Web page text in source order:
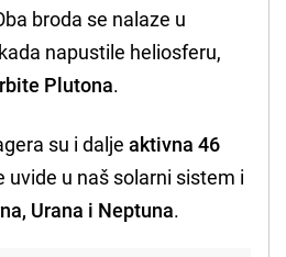
broda se nalaze u
napustile heliosferu,
Plutona.
su i daljeaktivna 46
u naš solarni sistem i
Urana i Neptuna.